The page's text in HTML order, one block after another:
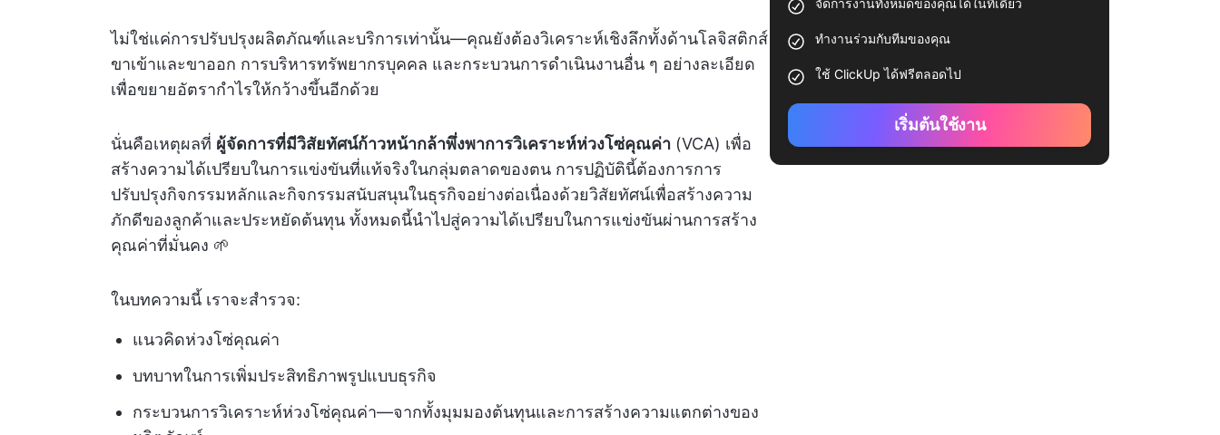
ไม่ใช่แค่การปรับปรุงผลิตภัณฑ์และบริการเท่านั้น—คุณยังต้องวิเคราะห์เชิงลึกทั้งด้านโลจิสติกส์
ขาเข้าและขาออก การบริหารทรัพยากรบุคคล และกระบวนการดำเนินงานอื่น ๆ อย่างละเอียด
เพื่อขยายอัตรากำไรให้กว้างขึ้นอีกด้วย
นั่นคือเหตุผลที่ ผู้จัดการที่มีวิสัยทัศน์ก้าวหน้ากล้าพึ่งพาการวิเคราะห์ห่วงโซ่คุณค่า (VCA) เพื่อ
สร้างความได้เปรียบในการแข่งขันที่แท้จริงในกลุ่มตลาดของตน การปฏิบัตินี้ต้องการการ
ปรับปรุงกิจกรรมหลักและกิจกรรมสนับสนุนในธุรกิจอย่างต่อเนื่องด้วยวิสัยทัศน์เพื่อสร้างความ
ภักดีของลูกค้าและประหยัดต้นทุน ทั้งหมดนี้นำไปสู่ความได้เปรียบในการแข่งขันผ่านการสร้าง
คุณค่าที่มั่นคง 🌱
ในบทความนี้ เราจะสำรวจ:
แนวคิดห่วงโซ่คุณค่า
บทบาทในการเพิ่มประสิทธิภาพรูปแบบธุรกิจ
กระบวนการวิเคราะห์ห่วงโซ่คุณค่า—จากทั้งมุมมองต้นทุนและการสร้างความแตกต่างของ
จัดการงานทั้งหมดของคุณได้ในที่เดียว
ทำงานร่วมกับทีมของคุณ
ใช้ ClickUp ได้ฟรีตลอดไป
เริ่มต้นใช้งาน